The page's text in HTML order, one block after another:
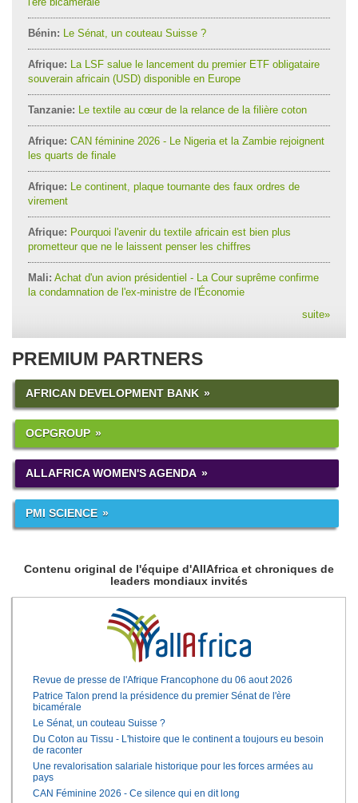
Bénin: Le Sénat, un couteau Suisse ?
Afrique: La LSF salue le lancement du premier ETF obligataire
souverain africain (USD) disponible en Europe
Tanzanie: Le textile au cœur de la relance de la filière coton
Afrique: CAN féminine 2026 - Le Nigeria et la Zambie rejoignent
les quarts de finale
Afrique: Le continent, plaque tournante des faux ordres de
virement
Afrique: Pourquoi l'avenir du textile africain est bien plus
prometteur que ne le laissent penser les chiffres
Mali: Achat d'un avion présidentiel - La Cour suprême confirme
la condamnation de l'ex-ministre de l'Économie
suite»
PREMIUM PARTNERS
AFRICAN DEVELOPMENT BANK
OCPGROUP
ALLAFRICA WOMEN'S AGENDA
PMI SCIENCE
Contenu original de l'équipe d'AllAfrica et chroniques de
leaders mondiaux invités
Revue de presse de l'Afrique Francophone du 06 aout 2026
Patrice Talon prend la présidence du premier Sénat de l'ère
bicamérale
Le Sénat, un couteau Suisse ?
Du Coton au Tissu - L'histoire que le continent a toujours eu besoin
de raconter
Une revalorisation salariale historique pour les forces armées au
pays
CAN Féminine 2026 - Ce silence qui en dit long